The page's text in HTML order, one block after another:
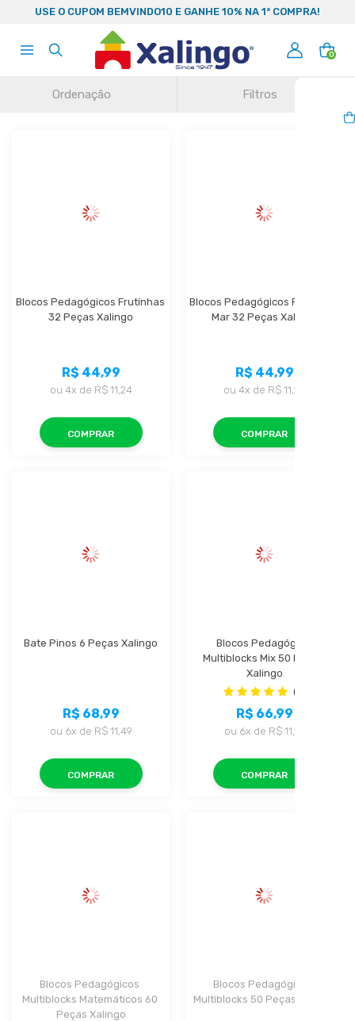
USE O CUPOM BEMVINDO10 E GANHE 10% NA 1ª COMPRA!
0
Ordenação Filtros
Blocos Pedagógicos Frutinhas
32 Peças Xalingo
R$ 44,99
ou 4x de R$ 11,24
COMPRAR
Blocos Pedagógicos Fundo do
Mar 32 Peças Xalingo
R$ 44,99
ou 4x de R$ 11,24
COMPRAR
Bate Pinos 6 Peças Xalingo
R$ 68,99
ou 6x de R$ 11,49
COMPRAR
Blocos Pedagógico
Multiblocks Mix 50 Peças
Xalingo
(1)
R$ 66,99
ou 6x de R$ 11,16
COMPRAR
Blocos Pedagógicos
Multiblocks Matemáticos 60
Peças Xalingo
Blocos Pedagógicos
Multiblocks 50 Peças Xalingo